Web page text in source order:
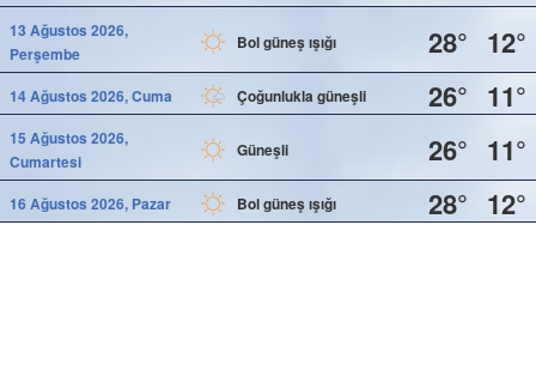
13 Ağustos 2026,
Perşembe
Bol güneş ışığı 28° 12°
14 Ağustos 2026, Cuma Çoğunlukla güneşli 26° 11°
15 Ağustos 2026,
Cumartesi
Güneşli 26° 11°
16 Ağustos 2026, Pazar Bol güneş ışığı 28° 12°